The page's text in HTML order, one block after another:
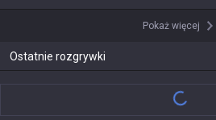
Pokaż więcej
Ostatnie rozgrywki